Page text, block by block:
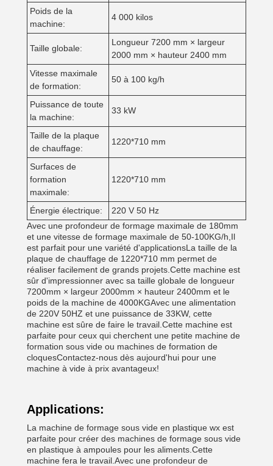
Poids de la
machine:
4 000 kilos
Taille globale:
Longueur 7200 mm × largeur
2000 mm × hauteur 2400 mm
Vitesse maximale
de formation:
50 à 100 kg/h
Puissance de toute
la machine:
33 kW
Taille de la plaque
de chauffage:
1220*710 mm
Surfaces de
formation
maximale:
1220*710 mm
Énergie électrique:
220 V 50 Hz
Avec une profondeur de formage maximale de 180mm
et une vitesse de formage maximale de 50-100KG/h,Il
est parfait pour une variété d'applicationsLa taille de la
plaque de chauffage de 1220*710 mm permet de
réaliser facilement de grands projets.Cette machine est
sûr d'impressionner avec sa taille globale de longueur
7200mm × largeur 2000mm × hauteur 2400mm et le
poids de la machine de 4000KGAvec une alimentation
de 220V 50HZ et une puissance de 33KW, cette
machine est sûre de faire le travail.Cette machine est
parfaite pour ceux qui cherchent une petite machine de
formation sous vide ou machines de formation de
cloquesContactez-nous dès aujourd'hui pour une
machine à vide à prix avantageux!
Applications:
La machine de formage sous vide en plastique wx est
parfaite pour créer des machines de formage sous vide
en plastique à ampoules pour les aliments.Cette
machine fera le travail.Avec une profondeur de